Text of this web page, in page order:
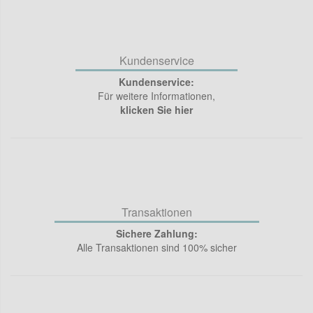
Kundenservice
Kundenservice:
Für weitere Informationen,
klicken Sie hier
Transaktionen
Sichere Zahlung:
Alle Transaktionen sind 100% sicher